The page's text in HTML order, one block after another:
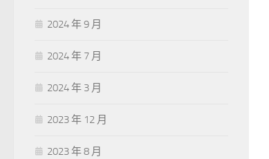
2024 年 9 月
2024 年 7 月
2024 年 3 月
2023 年 12 月
2023 年 8 月